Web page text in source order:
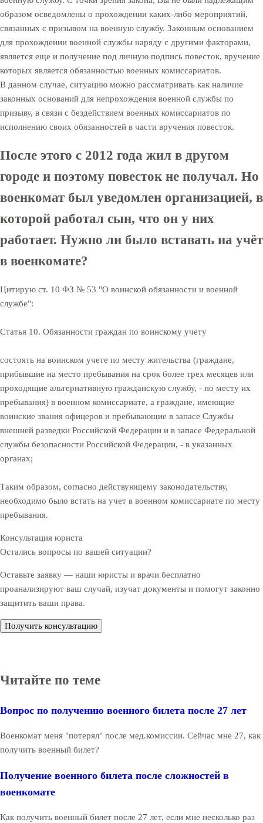
образом осведомлены о прохождении каких-либо мероприятий,
связанных с призывом на военную службу. Законным основанием
для прохождении военной службы наряду с другими факторами,
является еще и получение под личную подпись повесток, вручение
которых является обязанностью военных комиссариатов.
В данном случае, ситуацию можно рассматривать как наличие
законных оснований для непрохождения военной службы по
призыву, в связи с бездействием военных комиссариатов по
исполнению своих обязанностей в части вручения повесток.
После этого с 2012 года жил в другом
городе и поэтому повесток не получал. Но
военкомат был уведомлен организацией, в
которой работал сын, что он у них
работает. Нужно ли было вставать на учёт
в военкомате?
Цитирую ст. 10 ФЗ № 53 "О воинской обязанности и военной
службе":
Статья 10. Обязанности граждан по воинскому учету
состоять на воинском учете по месту жительства (граждане,
прибывшие на место пребывания на срок более трех месяцев или
проходящие альтернативную гражданскую службу, - по месту их
пребывания) в военном комиссариате, а граждане, имеющие
воинские звания офицеров и пребывающие в запасе Службы
внешней разведки Российской Федерации и в запасе Федеральной
службы безопасности Российской Федерации, - в указанных
органах;
Таким образом, согласно действующему законодательству,
необходимо было встать на учет в военном комиссариате по месту
пребывания.
Консультация юриста
Остались вопросы по вашей ситуации?
Оставьте заявку — наши юристы и врачи бесплатно
проанализируют ваш случай, изучат документы и помогут законно
защитить ваши права.
Получить консультацию
Читайте по теме
Вопрос по получению военного билета после 27 лет
Военкомат меня "потерял" после мед.комиссии. Сейчас мне 27, как
получить военный билет?
Получение военного билета после сложностей в
военкомате
Как получить военный билет после 27 лет, если мне несколько раз